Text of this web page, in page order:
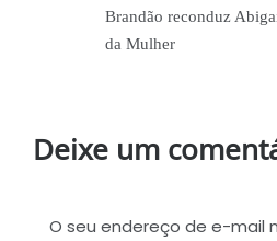
Brandão reconduz
da Mulher
Deixe um
O seu endereço de e-mail